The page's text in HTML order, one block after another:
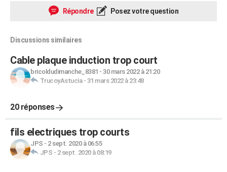
Répondre Posez votre question
Discussions similaires
Cable plaque induction trop court
bricoldudimanche_8381 - 30 mars 2022 à 21:20
TrucoyAstucia- 31 mars 2022 à 23:48
20 réponses
fils electriques trop courts
JPS - 2 sept. 2020 à 06:55
JPS - 2 sept. 2020 à 08:19